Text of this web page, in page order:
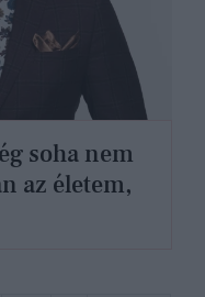
soha nem
az életem,